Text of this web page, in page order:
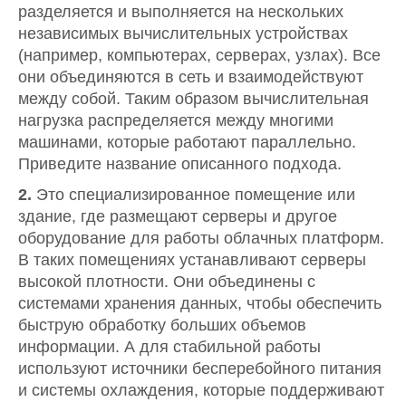
разделяется и выполняется на нескольких
независимых вычислительных устройствах
(например, компьютерах, серверах, узлах). Все
они объединяются в сеть и взаимодействуют
между собой. Таким образом вычислительная
нагрузка распределяется между многими
машинами, которые работают параллельно.
Приведите название описанного подхода.
2. Это специализированное помещение или
здание, где размещают серверы и другое
оборудование для работы облачных платформ.
В таких помещениях устанавливают серверы
высокой плотности. Они объединены с
системами хранения данных, чтобы обеспечить
быструю обработку больших объемов
информации. А для стабильной работы
используют источники бесперебойного питания
и системы охлаждения, которые поддерживают